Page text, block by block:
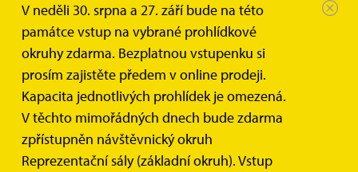
V neděli 30. srpna a 27. září bude na této
památce vstup na vybrané prohlídkové
okruhy zdarma. Bezplatnou vstupenku si
prosím zajistěte předem v online prodeji.
Kapacita jednotlivých prohlídek je omezená.
V těchto mimořádných dnech bude zdarma
zpřístupněn návštěvnický okruh
Reprezentační sály (základní okruh). Vstup
Zámek Milotice Publikace
E-shop
VŠECHNY PUBLIKACE